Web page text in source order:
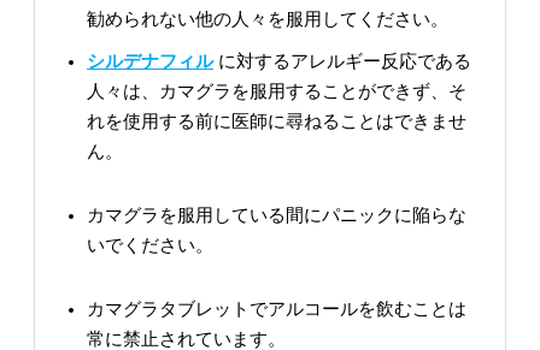
勧められない他の人々を服用してください。
シルデナフィルに対するアレルギー反応である
人々は、カマグラを服用することができず、そ
れを使用する前に医師に尋ねることはできませ
ん。
カマグラを服用している間にパニックに陥らな
いでください。
カマグラタブレットでアルコールを飲むことは
常に禁止されています。